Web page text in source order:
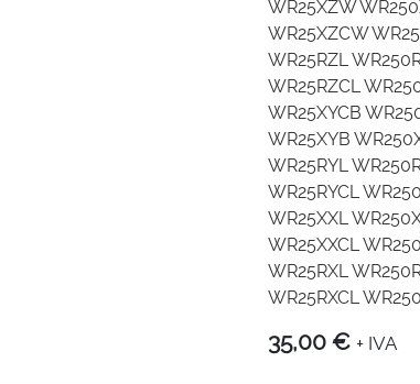
WR25XZW
WR25XZCW
WR25RZL
WR25RZCL
WR25XYCB
WR25XYB
WR25RYL
WR25RYCL
WR25XXL
WR25XXCL
WR25RXL
WR25RXCL
35,00 € + IVA